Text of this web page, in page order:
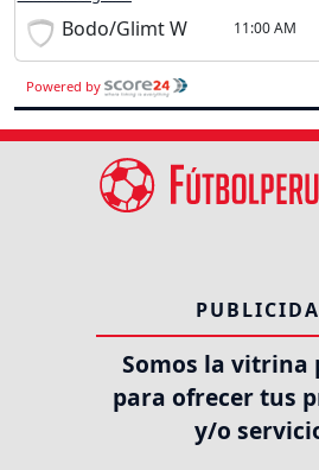
Bodo/Glimt W 11:00 AM
Powered by
Somos la vitrina
para ofrecer tus
y/o